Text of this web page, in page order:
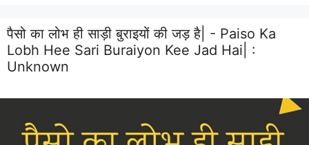
पैसो का लोभ ही साड़ी बुराइयों की जड़ है| - Paiso Ka
Lobh Hee Sari Buraiyon Kee Jad Hai| :
Unknown